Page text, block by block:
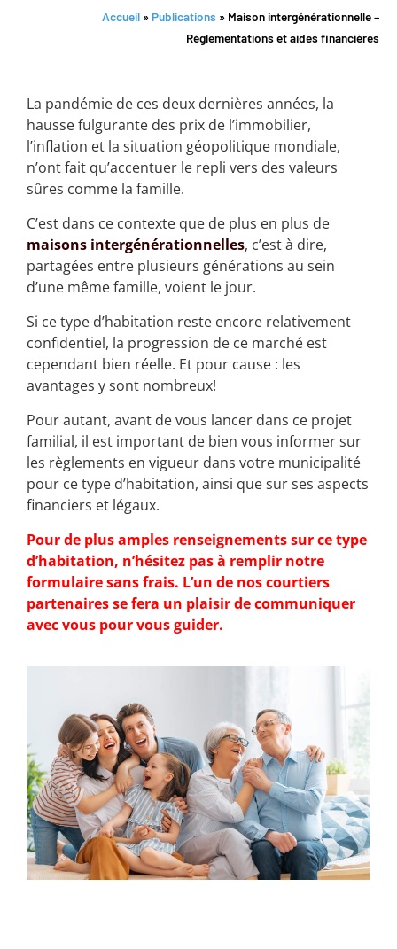
Accueil » Publications » Maison intergénérationnelle –
Réglementations et aides financières
La pandémie de ces deux dernières années, la
hausse fulgurante des prix de l’immobilier,
l’inflation et la situation géopolitique mondiale,
n’ont fait qu’accentuer le repli vers des valeurs
sûres comme la famille.
C’est dans ce contexte que de plus en plus de
maisons intergénérationnelles, c’est à dire,
partagées entre plusieurs générations au sein
d’une même famille, voient le jour.
Si ce type d’habitation reste encore relativement
confidentiel, la progression de ce marché est
cependant bien réelle. Et pour cause : les
avantages y sont nombreux!
Pour autant, avant de vous lancer dans ce projet
familial, il est important de bien vous informer sur
les règlements en vigueur dans votre municipalité
pour ce type d’habitation, ainsi que sur ses aspects
financiers et légaux.
Pour de plus amples renseignements sur ce type
d’habitation, n’hésitez pas à remplir notre
formulaire sans frais. L’un de nos courtiers
partenaires se fera un plaisir de communiquer
avec vous pour vous guider.